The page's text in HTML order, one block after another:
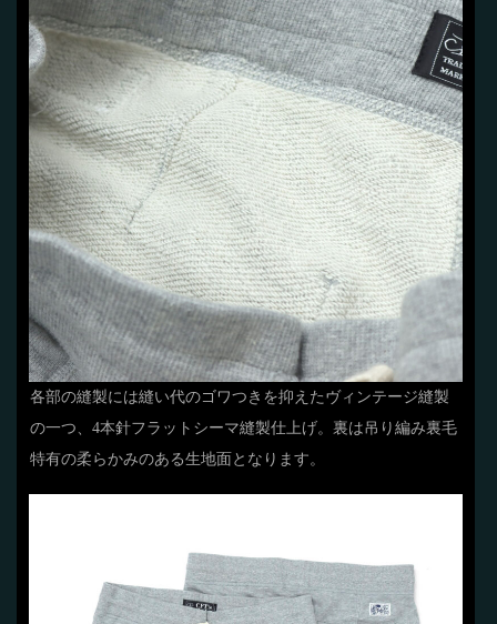
各部の縫製には縫い代のゴワつきを抑えたヴィンテージ縫製
の一つ、4本針フラットシーマ縫製仕上げ。裏は吊り編み裏毛
特有の柔らかみのある生地面となります。